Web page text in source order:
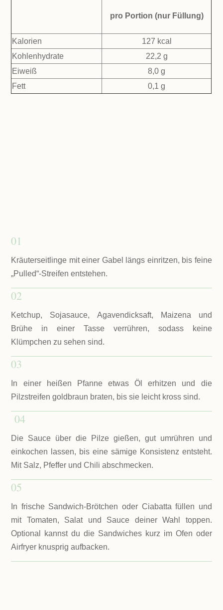
pro Portion (nur Füllung)
Kalorien
127 kcal
Kohlenhydrate
22,2 g
Eiweiß
8,0 g
Fett
0,1 g
01
Kräuterseitlinge mit einer Gabel längs einritzen, bis feine
„Pulled“-Streifen entstehen.
02
Ketchup, Sojasauce, Agavendicksaft, Maizena und
Brühe in einer Tasse verrühren, sodass keine
Klümpchen zu sehen sind.
03
In einer heißen Pfanne etwas Öl erhitzen und die
Pilzstreifen goldbraun braten, bis sie leicht kross sind.
04
Die Sauce über die Pilze gießen, gut umrühren und
einkochen lassen, bis eine sämige Konsistenz entsteht.
Mit Salz, Pfeffer und Chili abschmecken.
05
In frische Sandwich-Brötchen oder Ciabatta füllen und
mit Tomaten, Salat und Sauce deiner Wahl toppen.
Optional kannst du die Sandwiches kurz im Ofen oder
Airfryer knusprig aufbacken.